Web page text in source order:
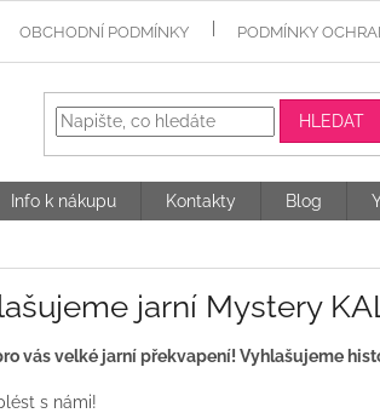
OBCHODNÍ PODMÍNKY PODMÍNKY
HLEDAT
Info k nákupu Kontakty Blog
jarní Mystery
vás velké jarní překvapení! Vyhlašujeme
s námi!